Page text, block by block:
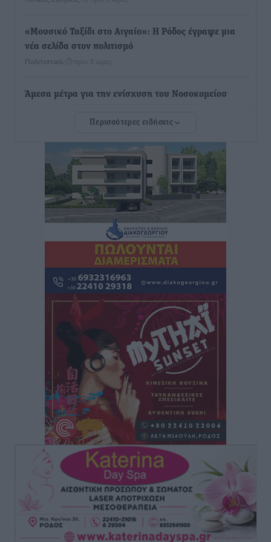
«Μουσικό Ταξίδι στο Αιγαίο»: Η Ρόδος έγραψε μια
νέα σελίδα στον πολιτισμό
Πολιτιστικά πριν 3 ώρες
Άμεσα μέτρα για την ενίσχυση του Νοσοκομείου
ανακοίνωσε ο Άδωνις Γεωργιάδης
Iατρικός Σύλλογος Ροδου προς Α. Γεωργιάδη:
Στρατηγικές Προτάσεις για την Ενίσχυση της
Δημόσιας Υγείας στη Νησιωτική Ελλάδα και στα
Νοσοκομεία της Γ΄ Ζώνης
πριν 4 ώρες
Πάνθηρες: Ξεκίνησαν αισιόδοξοι για την παρθενική
“πτήση” τους
Αθλητικά• πριν 4 ώρες
Άρης Αρχαγγέλου: Στο πλευρό του άτυχου Ιάκωβου
πριν 4 ώρες
Φοίβος: Η μεγάλη επιστροφή του Μπρένο Σαλβατιέρα
Αθλητικά• πριν 4 ώρες
Κλεάνθης: Έτοιμες οι κάρτες διαρκείας της νέας
σεζόν
Αθλητικά πριν 4 ώρες
Ατρόμητος Διμυλιάς: Ο Μαργαρίτης και μία
αδιαπραγμάτευτη φιλοσοφία
Αθλητικά• πριν 4 ώρες
Περισσότερες ειδήσεις